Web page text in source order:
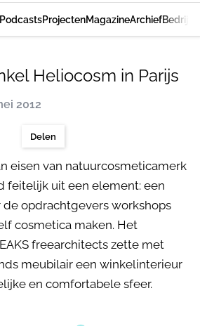
PodcastsProjectenMagazineArchief
Heliocosm in Parijs
2012
Delen
eisen van natuurcosmeticamerk
feitelijk uit een element: een
opdrachtgevers workshops
cosmetica maken. Het
freearchitects zette met
meubilair een winkelinterieur
en comfortabele sfeer.